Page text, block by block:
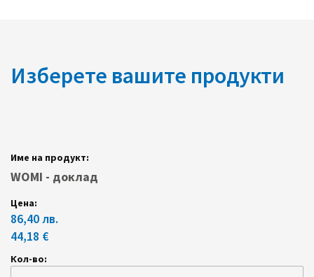
Изберете вашите продукти
продуктови
елементи
WOMI - доклад
86,40 лв.
44,18 €